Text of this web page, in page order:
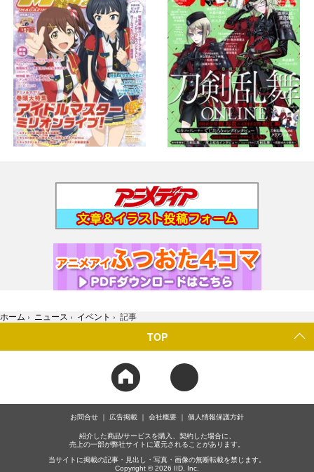
ホーム › ニュース › イベント › 記事
TOP
お問合せ 広告掲載 会社概要 個人情報保護方針
紹介した商品/サービスを購入、契約した場合に、
売上の一部が弊社サイトに還元されることがあります。
当サイトに掲載の記事・見出し・写真・画像の無断転載を禁じます。
Copyright © 2026 IID, Inc.